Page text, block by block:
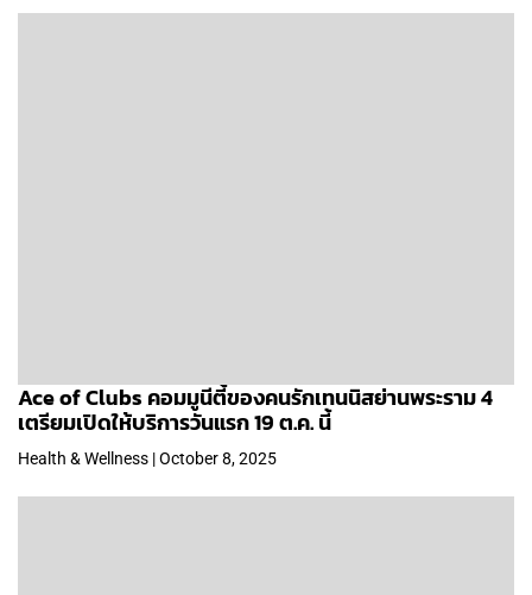
Ace of Clubs คอมมูนีตี้ของคนรักเทนนิสย่านพระราม 4
เตรียมเปิดให้บริการวันแรก 19 ต.ค. นี้
Health & Wellness | October 8, 2025